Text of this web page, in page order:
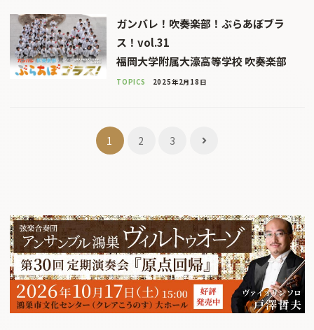
ガンバレ！吹奏楽部！ぶらあぼブラ
ス！vol.31
福岡大学附属大濠高等学校 吹奏楽部
TOPICS 2025年2月18日
ゲ
ー
シ
ョ
ン
1 2 3